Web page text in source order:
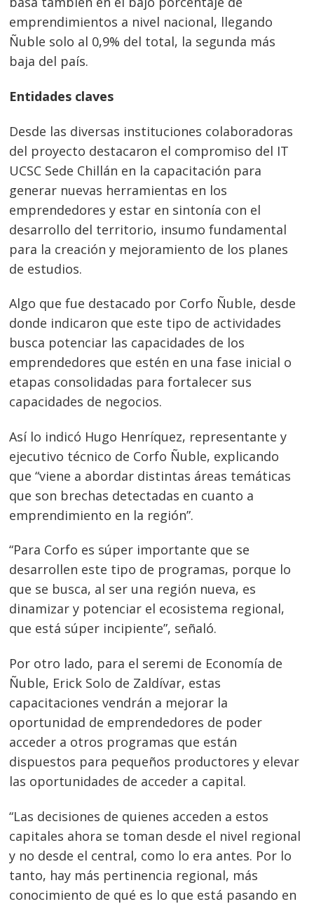
emprendimientos a nivel nacional, llegando
Ñuble solo al 0,9% del total, la segunda más
baja del país.
Entidades claves
Desde las diversas instituciones colaboradoras
del proyecto destacaron el compromiso del IT
UCSC Sede Chillán en la capacitación para
generar nuevas herramientas en los
emprendedores y estar en sintonía con el
desarrollo del territorio, insumo fundamental
para la creación y mejoramiento de los planes
de estudios.
Algo que fue destacado por Corfo Ñuble, desde
donde indicaron que este tipo de actividades
busca potenciar las capacidades de los
emprendedores que estén en una fase inicial o
etapas consolidadas para fortalecer sus
capacidades de negocios.
Así lo indicó Hugo Henríquez, representante y
ejecutivo técnico de Corfo Ñuble, explicando
que “viene a abordar distintas áreas temáticas
que son brechas detectadas en cuanto a
emprendimiento en la región”.
“Para Corfo es súper importante que se
desarrollen este tipo de programas, porque lo
que se busca, al ser una región nueva, es
dinamizar y potenciar el ecosistema regional,
que está súper incipiente”, señaló.
Por otro lado, para el seremi de Economía de
Ñuble, Erick Solo de Zaldívar, estas
capacitaciones vendrán a mejorar la
oportunidad de emprendedores de poder
acceder a otros programas que están
dispuestos para pequeños productores y elevar
las oportunidades de acceder a capital.
“Las decisiones de quienes acceden a estos
capitales ahora se toman desde el nivel regional
y no desde el central, como lo era antes. Por lo
tanto, hay más pertinencia regional, más
conocimiento de qué es lo que está pasando en